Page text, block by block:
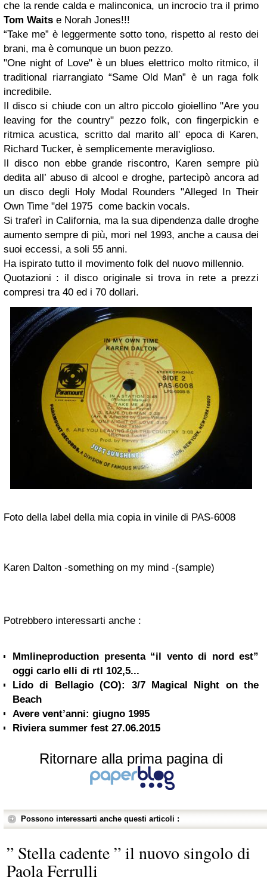
che la rende calda e malinconica, un incrocio tra il primo
Tom Waits e Norah Jones!!!
“Take me” è leggermente sotto tono, rispetto al resto dei
brani, ma è comunque un buon pezzo.
"One night of Love" è un blues elettrico molto ritmico, il
traditional riarrangiato “Same Old Man” è un raga folk
incredibile.
Il disco si chiude con un altro piccolo gioiellino "Are you
leaving for the country" pezzo folk, con fingerpickin e
ritmica acustica, scritto dal marito all' epoca di Karen,
Richard Tucker, è semplicemente meraviglioso.
Il disco non ebbe grande riscontro, Karen sempre più
dedita all’ abuso di alcool e droghe, partecipò ancora ad
un disco degli Holy Modal Rounders "Alleged In Their
Own Time "del 1975 come backin vocals.
Si traferì in California, ma la sua dipendenza dalle droghe
aumento sempre di più, mori nel 1993, anche a causa dei
suoi eccessi, a soli 55 anni.
Ha ispirato tutto il movimento folk del nuovo millennio.
Quotazioni : il disco originale si trova in rete a prezzi
compresi tra 40 ed i 70 dollari.
Foto della label della mia copia in vinile di PAS-6008
Karen Dalton -something on my mind -(sample)
Potrebbero interessarti anche :
Mmlineproduction presenta “il vento di nord est”
oggi carlo elli di rtl 102,5...
Lido di Bellagio (CO): 3/7 Magical Night on the
Beach
Avere vent’anni: giugno 1995
Riviera summer fest 27.06.2015
Ritornare alla prima pagina di
Possono interessarti anche questi articoli :
” Stella cadente ” il nuovo singolo di
Paola Ferrulli